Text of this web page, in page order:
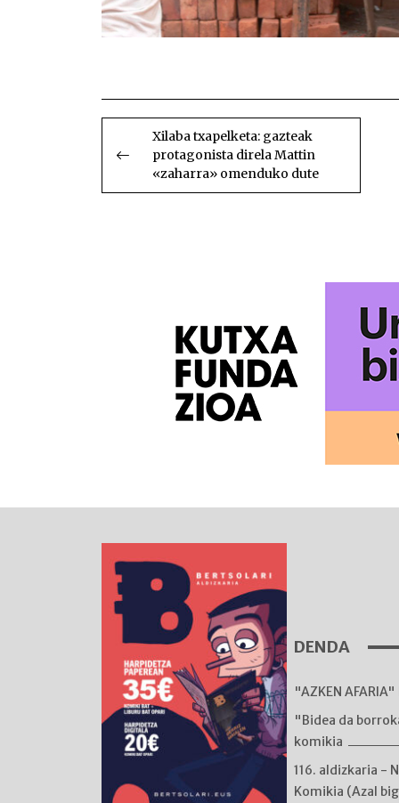
BIDALKETETAN
ZEHAR
NABIGATU
Xilaba txapelketa: gazteak
protagonista direla Mattin
«zaharra» omenduko dute
DENDA
"AZKEN
"Bidea da
komikia
116. aldizkaria -
Komikia (Azal